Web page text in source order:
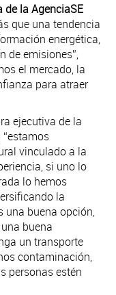
de la AgenciaSE
que una tendencia
energética,
de emisiones”,
el mercado, la
para atraer
ejecutiva de la
vinculado a la
si uno lo
lo hemos
la
una buena opción,
buena
un transporte
contaminación,
personas estén